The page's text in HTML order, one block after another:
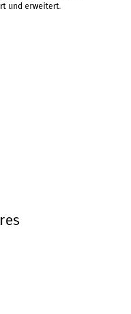
und erweitert.